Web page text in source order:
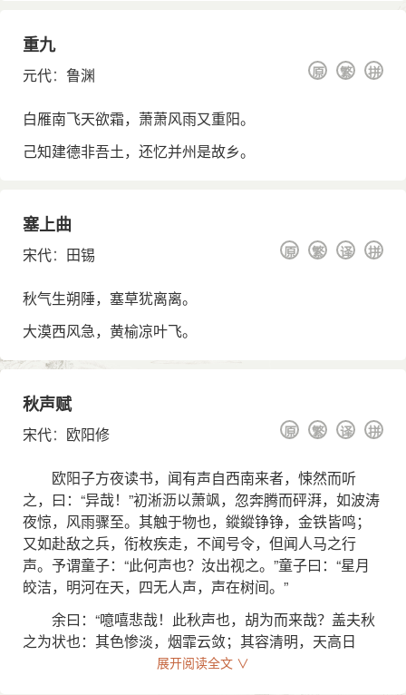
重九
元代： 鲁渊 拼
繁
原
白雁南飞天欲霜，萧萧风雨又重阳。
己知建德非吾土，还忆并州是故乡。
塞上曲
宋代： 田锡 拼
译
繁
原
秋气生朔陲，塞草犹离离。
大漠西风急，黄榆凉叶飞。
秋声赋
宋代： 欧阳修 拼
译
繁
原
欧阳子方夜读书，闻有声自西南来者，悚然而听
之，曰：“异哉！”初淅沥以萧飒，忽奔腾而砰湃，如波涛
夜惊，风雨骤至。其触于物也，鏦鏦铮铮，金铁皆鸣；
又如赴敌之兵，衔枚疾走，不闻号令，但闻人马之行
声。予谓童子：“此何声也？汝出视之。”童子曰：“星月
皎洁，明河在天，四无人声，声在树间。”
余曰：“噫嘻悲哉！此秋声也，胡为而来哉？盖夫秋
之为状也：其色惨淡，烟霏云敛；其容清明，天高日
晶；其气栗冽，砭人肌骨；其意萧条，山川寂寥。故其
展开阅读全文 ∨